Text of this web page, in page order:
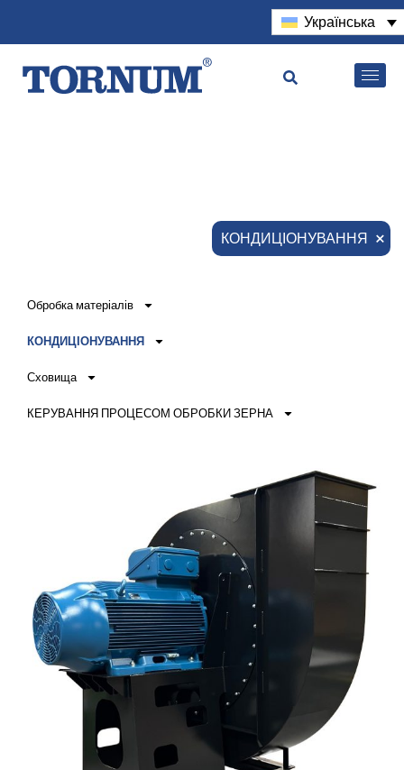
Українська
КОНДИЦІОНУВАННЯ ×
Обробка матеріалів
КОНДИЦІОНУВАННЯ
Сховища
КЕРУВАННЯ ПРОЦЕСОМ ОБРОБКИ ЗЕРНА